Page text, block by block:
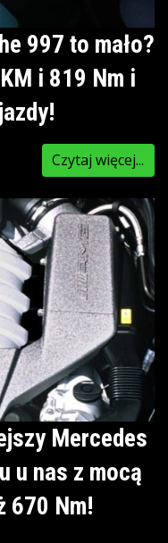
997 to mało?
i 819 Nm i
Czytaj więcej...
Mercedes
u nas z mocą
670 Nm!